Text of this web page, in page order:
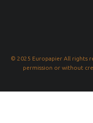
© 2025 Europapier All rights
permission or without